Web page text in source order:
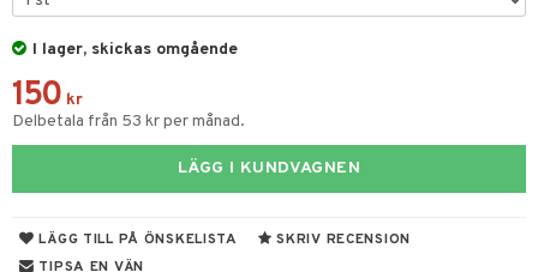
I lager, skickas omgående
150 kr
Delbetala från 53 kr per månad.
LÄGG I KUNDVAGNEN
LÄGG TILL PÅ ÖNSKELISTA
SKRIV RECENSION
TIPSA EN VÄN
& nötter